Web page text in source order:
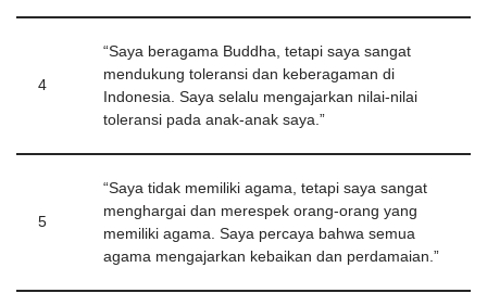
4
“Saya beragama Buddha, tetapi saya sangat
mendukung toleransi dan keberagaman di
Indonesia. Saya selalu mengajarkan nilai-nilai
toleransi pada anak-anak saya.”
5
“Saya tidak memiliki agama, tetapi saya sangat
menghargai dan merespek orang-orang yang
memiliki agama. Saya percaya bahwa semua
agama mengajarkan kebaikan dan perdamaian.”